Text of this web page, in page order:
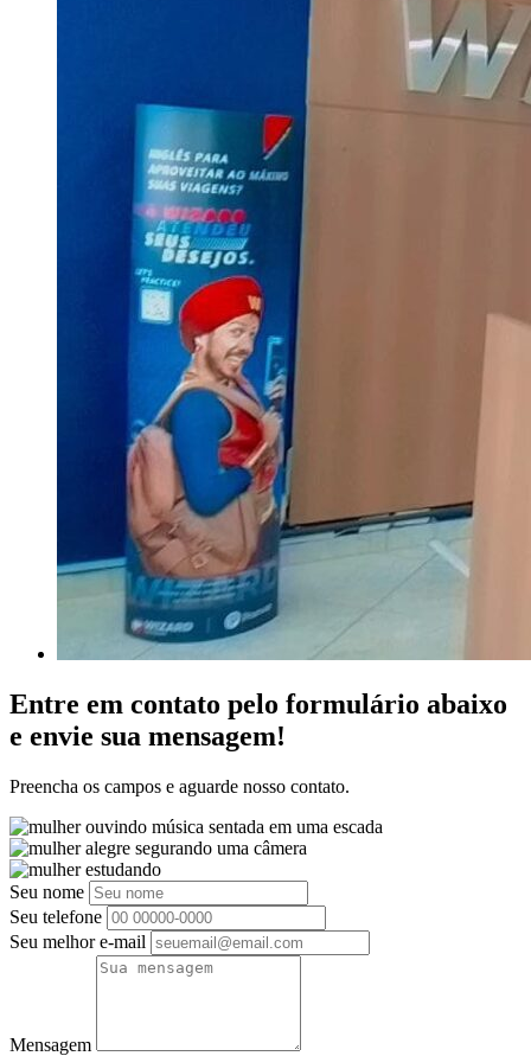
Entre em contato pelo formulário abaixo
e envie sua mensagem!
Preencha os campos e aguarde nosso contato.
Seu nome
Seu telefone
Seu melhor e-mail
Mensagem